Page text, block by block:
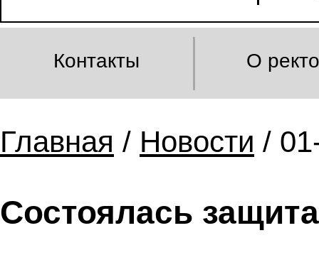
Контакты О
Главная / Новости /
Состоялась